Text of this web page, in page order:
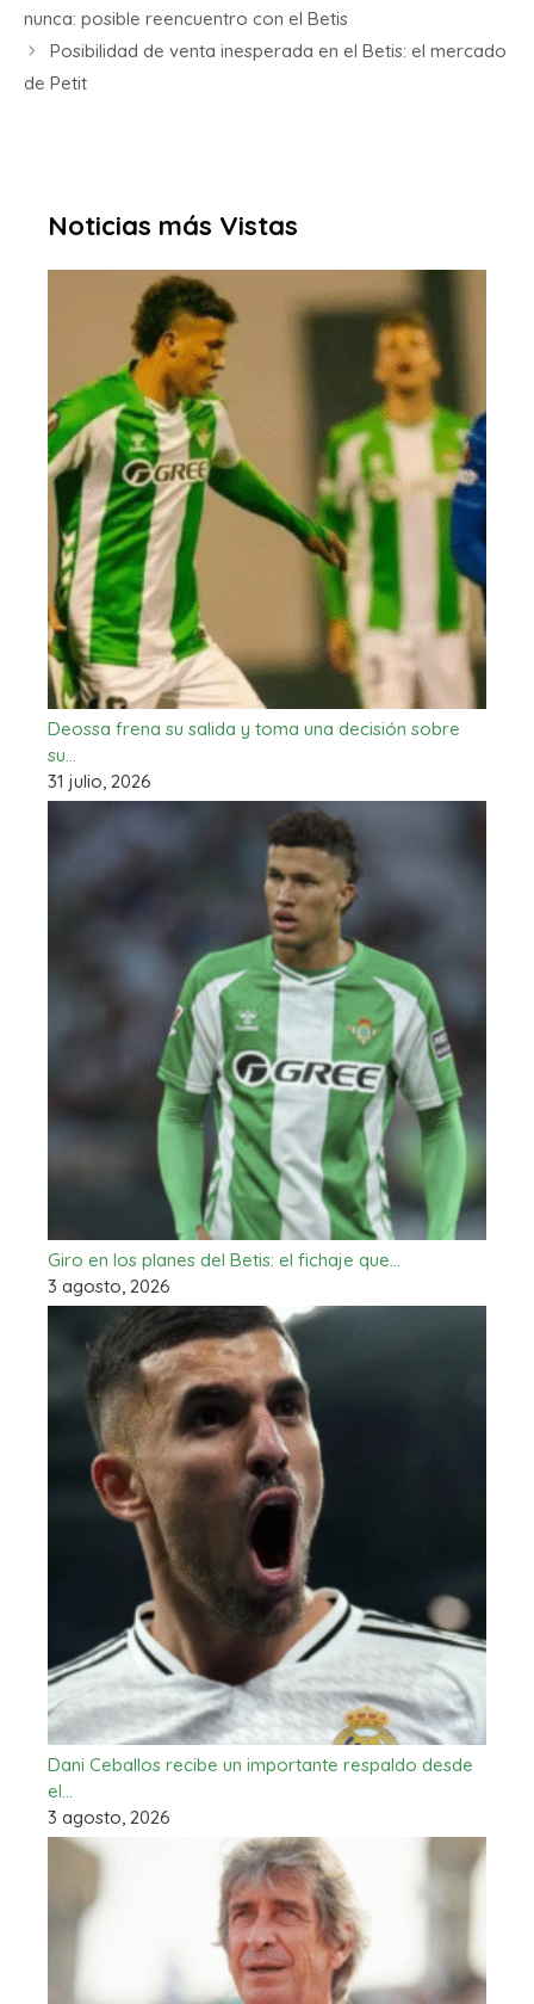
nunca: posible reencuentro con el Betis
Posibilidad de venta inesperada en el Betis: el mercado
de Petit
Noticias más Vistas
Deossa frena su salida y toma una decisión sobre
su…
31 julio, 2026
Giro en los planes del Betis: el fichaje que…
3 agosto, 2026
Dani Ceballos recibe un importante respaldo desde
el…
3 agosto, 2026